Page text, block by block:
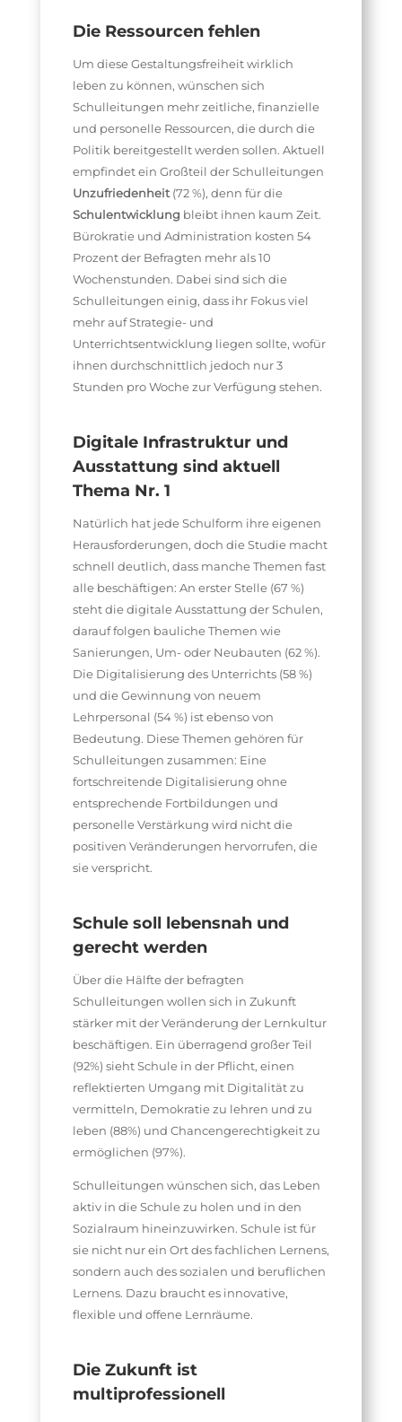
Die Ressourcen fehlen
Um diese Gestaltungsfreiheit wirklich
leben zu können, wünschen sich
Schulleitungen mehr zeitliche, finanzielle
und personelle Ressourcen, die durch die
Politik bereitgestellt werden sollen. Aktuell
empfindet ein Großteil der Schulleitungen
Unzufriedenheit (72 %), denn für die
Schulentwicklungbleibt ihnen kaum Zeit.
Bürokratie und Administration kosten 54
Prozent der Befragten mehr als 10
Wochenstunden. Dabei sind sich die
Schulleitungen einig, dass ihr Fokus viel
mehr auf Strategie- und
Unterrichtsentwicklung liegen sollte, wofür
ihnen durchschnittlich jedoch nur 3
Stunden pro Woche zur Verfügung stehen.
Digitale Infrastruktur und
Ausstattung sind aktuell
Thema Nr. 1
Natürlich hat jede Schulform ihre eigenen
Herausforderungen, doch die Studie macht
schnell deutlich, dass manche Themen fast
alle beschäftigen: An erster Stelle (67 %)
steht die digitale Ausstattung der Schulen,
darauf folgen bauliche Themen wie
Sanierungen, Um- oder Neubauten (62 %).
Die Digitalisierung des Unterrichts (58 %)
und die Gewinnung von neuem
Lehrpersonal (54 %) ist ebenso von
Bedeutung. Diese Themen gehören für
Schulleitungen zusammen: Eine
fortschreitende Digitalisierung ohne
entsprechende Fortbildungen und
personelle Verstärkung wird nicht die
positiven Veränderungen hervorrufen, die
sie verspricht.
Schule soll lebensnah und
gerecht werden
Über die Hälfte der befragten
Schulleitungen wollen sich in Zukunft
stärker mit der Veränderung der Lernkultur
beschäftigen. Ein überragend großer Teil
(92%) sieht Schule in der Pflicht, einen
reflektierten Umgang mit Digitalität zu
vermitteln, Demokratie zu lehren und zu
leben (88%) und Chancengerechtigkeit zu
ermöglichen (97%).
Schulleitungen wünschen sich, das Leben
aktiv in die Schule zu holen und in den
Sozialraum hineinzuwirken. Schule ist für
sie nicht nur ein Ort des fachlichen Lernens,
sondern auch des sozialen und beruflichen
Lernens. Dazu braucht es innovative,
flexible und offene Lernräume.
Die Zukunft ist
multiprofessionell